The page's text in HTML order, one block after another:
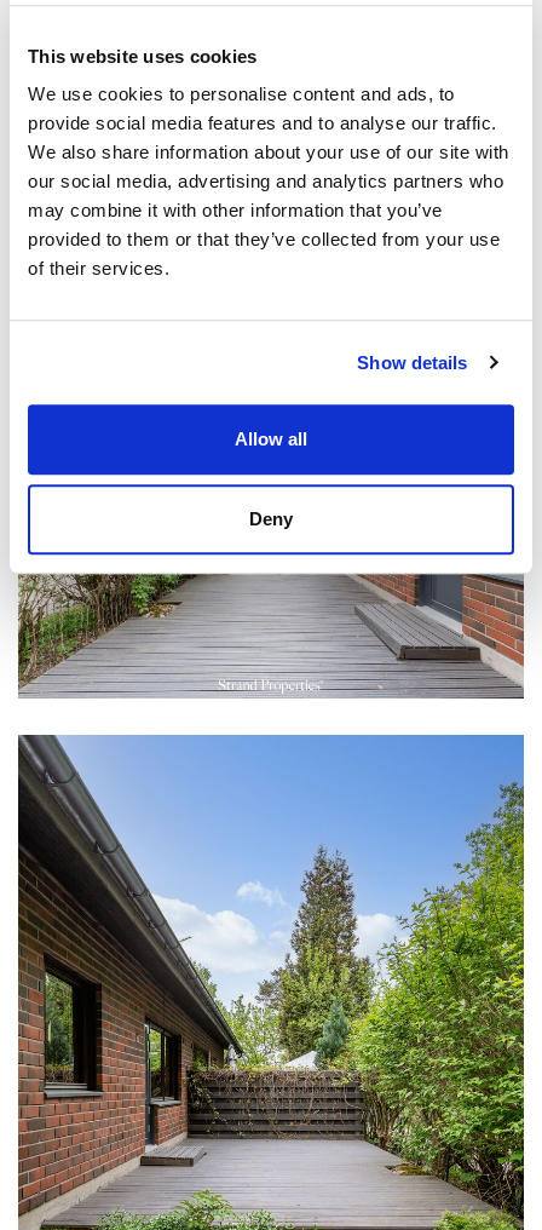
This website uses cookies
We use cookies to personalise content and ads, to
provide social media features and to analyse our traffic.
We also share information about your use of our site with
our social media, advertising and analytics partners who
may combine it with other information that you’ve
provided to them or that they’ve collected from your use
of their services.
Show details
Allow all
Deny